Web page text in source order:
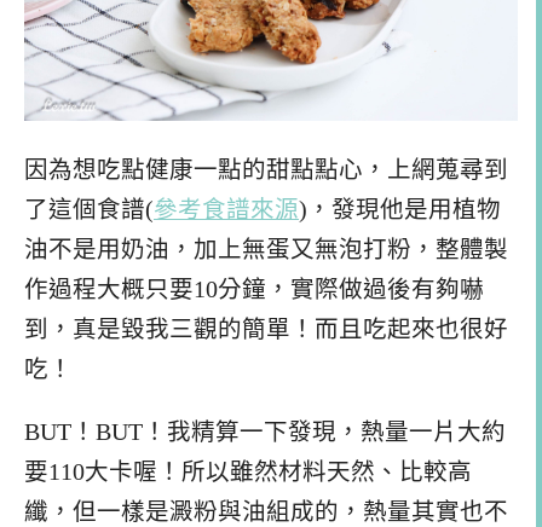
因為想吃點健康一點的甜點點心，上網蒐尋到
了這個食譜(參考食譜來源)，發現他是用植物
油不是用奶油，加上無蛋又無泡打粉，整體製
作過程大概只要10分鐘，實際做過後有夠嚇
到，真是毀我三觀的簡單！而且吃起來也很好
吃！
BUT！BUT！我精算一下發現，熱量一片大約
要110大卡喔！所以雖然材料天然、比較高
纖，但一樣是澱粉與油組成的，熱量其實也不